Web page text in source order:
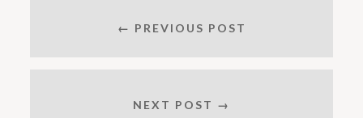
← PREVIOUS POST
NEXT POST →